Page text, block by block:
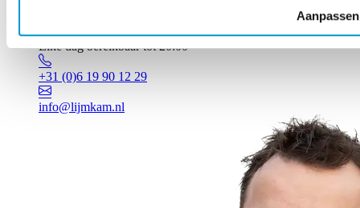
Aanpassen
Elke dag bereikbaar tot 20:00
+31 (0)6 19 90 12 29
info@lijmkam.nl